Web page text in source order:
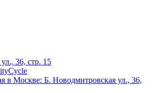
36, стр. 15
в Москве: Б. Новодмитровская ул., 36,